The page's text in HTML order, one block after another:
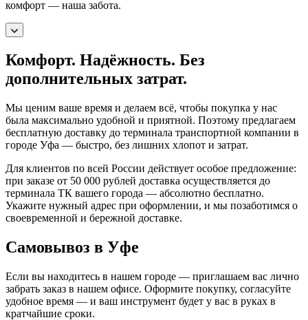
комфорт — наша забота.
Комфорт. Надёжность. Без
дополнительных затрат.
Мы ценим ваше время и делаем всё, чтобы покупка у нас
была максимально удобной и приятной. Поэтому предлагаем
бесплатную доставку до терминала транспортной компании в
городе Уфа — быстро, без лишних хлопот и затрат.
Для клиентов по всей России действует особое предложение:
при заказе от 50 000 рублей доставка осуществляется до
терминала ТК вашего города — абсолютно бесплатно.
Укажите нужный адрес при оформлении, и мы позаботимся о
своевременной и бережной доставке.
Самовывоз в Уфе
Если вы находитесь в нашем городе — приглашаем вас лично
забрать заказ в нашем офисе. Оформите покупку, согласуйте
удобное время — и ваш инструмент будет у вас в руках в
кратчайшие сроки.